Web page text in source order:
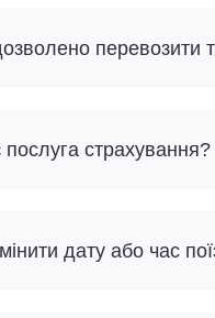
перевозити
послуга страхування?
дату або час